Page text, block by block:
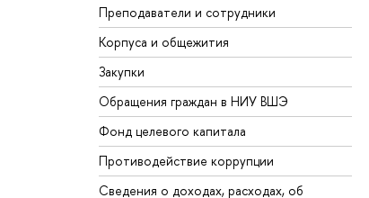
Преподаватели и сотрудники
Корпуса и общежития
Закупки
Обращения граждан в НИУ ВШЭ
Фонд целевого капитала
Противодействие коррупции
Сведения о доходах, расходах, об